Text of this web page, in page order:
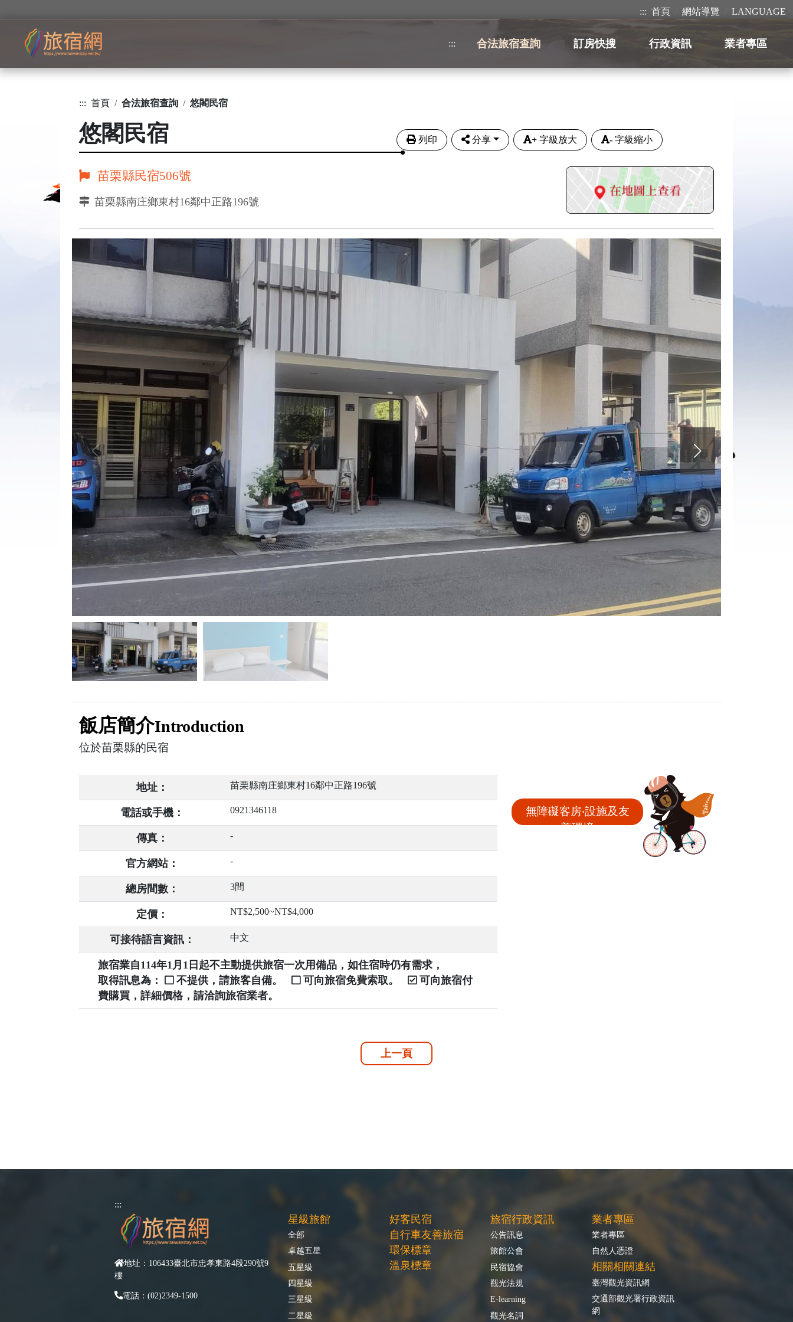
::: 首頁 網站導覽 LANGUAGE
::: 合法旅宿查詢 訂房快搜 行政資訊 業者專區
::: 首頁 合法旅宿查詢 悠閣民宿
悠閣民宿 列印 分享 + 字級放大 - 字級縮小
苗栗縣民宿506號
苗栗縣南庄鄉東村16鄰中正路196號
飯店簡介Introduction
位於苗栗縣的民宿
地址： 苗栗縣南庄鄉東村16鄰中正路196號
電話或手機： 0921346118
傳真： -
官方網站： -
總房間數： 3間
定價： NT$2,500~NT$4,000
可接待語言資訊： 中文
旅宿業自114年1月1日起不主動提供旅宿一次用備品，如住宿時仍有需求，
取得訊息為：
不提供，請旅客自備。 可向旅宿免費索取。
可向旅宿付
費購買，詳細價格，請洽詢旅宿業者。
無障礙客房‧設施及友
善環境
上一頁
:::
地址：106433臺北市忠孝東路4段290號9
樓
電話：(02)2349-1500
星級旅館
全部
卓越五星
五星級
四星級
三星級
二星級
好客民宿
自行車友善旅宿
環保標章
溫泉標章
旅宿行政資訊
公告訊息
旅館公會
民宿協會
觀光法規
E-learning
觀光名詞
業者專區
業者專區
自然人憑證
相關相關連結
臺灣觀光資訊網
交通部觀光署行政資訊
網